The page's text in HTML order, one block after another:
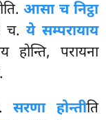
आसा च निट्ठा
च.ये सम्परायाय
होन्ति, परायना
सरणा होन्तीति